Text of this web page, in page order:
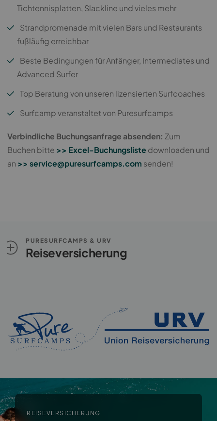
Tichtennisplatten, Slackline und vieles mehr
Strandpromenade mit vielen Bars und Restaurants
fußläufig erreichbar
Beste Bedingungen für Anfänger, Intermediates und
Advanced Surfer
Top Beratung von unseren lizensierten Surfcoaches
Surfcamp veranstaltet von Puresurfcamps
Verbindliche Buchungsanfrage absenden: Zum
Buchen bitte >> Excel-Buchungsliste downloaden und
an >> service@puresurfcamps.com senden!
PURESURFCAMPS & URV
Reiseversicherung
REISEVERSICHERUNG